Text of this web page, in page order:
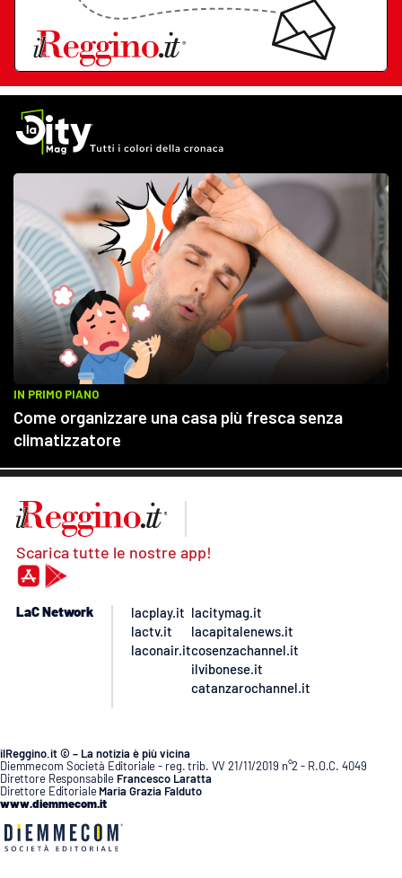
Scarica tutte le nostre app!
LaC Network
lacplay.it
lactv.it
laconair.it
lacitymag.it
lacapitalenews.it
cosenzachannel.it
ilvibonese.it
catanzarochannel.it
ilReggino.it © – La notizia è più vicina
Diemmecom Società Editoriale - reg. trib. VV 21/11/2019 n°2 - R.O.C. 4049
Direttore Responsabile Francesco Laratta
Direttore Editoriale Maria Grazia Falduto
www.diemmecom.it